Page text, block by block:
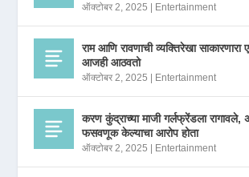
ऑक्टोबर 2, 2025 | Entertainment
राम आणि रावणाची व्यक्तिरेखा
आजही आठवतो
ऑक्टोबर 2, 2025 | Entertainment
करण कुंद्राच्या माजी गर्लफ्रेंडला रागावले,
फसवणूक केल्याचा आरोप होता
ऑक्टोबर 2, 2025 | Entertainment